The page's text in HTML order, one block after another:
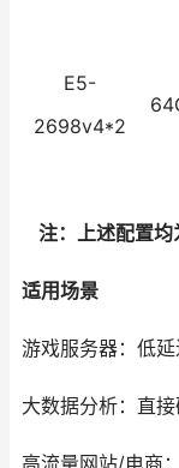
E5-
2698v4*2
注：上述配置均
适用场景
游戏服务器：低延
大数据分析：直接